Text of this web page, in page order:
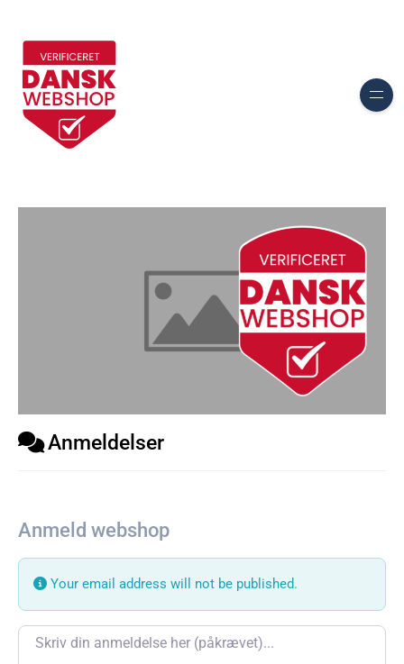
Anmeldelser
Anmeld webshop
Your email address will not be published.
Review text